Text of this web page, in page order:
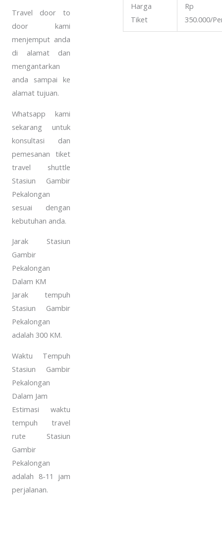
Travel door to
door kami
menjemput anda
di alamat dan
mengantarkan
anda sampai ke
alamat tujuan.
Whatsapp kami
sekarang untuk
konsultasi dan
pemesanan tiket
travel shuttle
Stasiun Gambir
Pekalongan
sesuai dengan
kebutuhan anda.
Jarak Stasiun
Gambir
Pekalongan
Dalam KM
Jarak tempuh
Stasiun Gambir
Pekalongan
adalah 300 KM.
Waktu Tempuh
Stasiun Gambir
Pekalongan
Dalam Jam
Estimasi waktu
tempuh travel
rute Stasiun
Gambir
Pekalongan
adalah 8-11 jam
perjalanan.
Harga
Tiket
Rp
350.000/